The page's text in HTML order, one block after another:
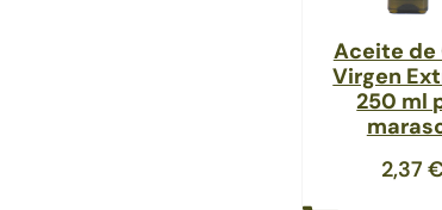
Aceite de
Virgen
250 ml
2,37